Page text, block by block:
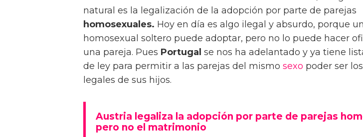
natural es la legalización de la adopción por parte de parejas
homosexuales. Hoy en día es algo ilegal y absurdo, porque
homosexual soltero puede adoptar, pero no lo puede hacer
una pareja. Pues Portugal se nos ha adelantado y ya tiene
de ley para permitir a las parejas del mismo sexo poder ser
legales de sus hijos.
Austria legaliza la adopción por parte de parejas
pero no el matrimonio